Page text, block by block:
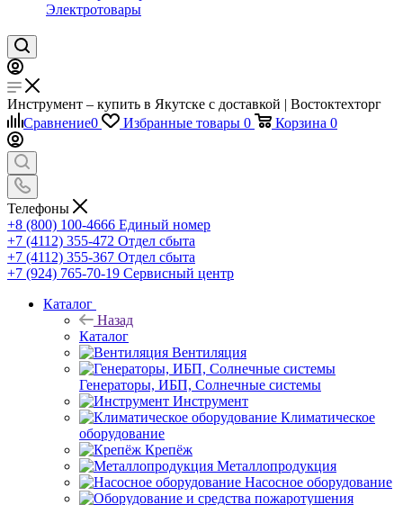
Электротовары
Инструмент – купить в Якутске с доставкой | Востоктехторг
Сравнение0 Избранные товары 0 Корзина 0
Телефоны
+8 (800) 100-4666 Единый номер
+7 (4112) 355-472 Отдел сбыта
+7 (4112) 355-367 Отдел сбыта
+7 (924) 765-70-19 Сервисный центр
Каталог
Назад
Каталог
Вентиляция
Генераторы, ИБП, Солнечные системы
Инструмент
Климатическое
оборудование
Крепёж
Металлопродукция
Насосное оборудование